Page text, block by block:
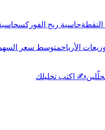
حاسبة ربح الفوركس
الأرباحمتوسط سعر
✍️ اكتب تحليلك